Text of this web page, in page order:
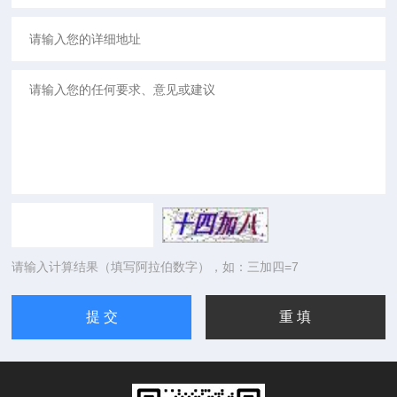
请输入计算结果（填写阿拉伯数字），如：三加四=7